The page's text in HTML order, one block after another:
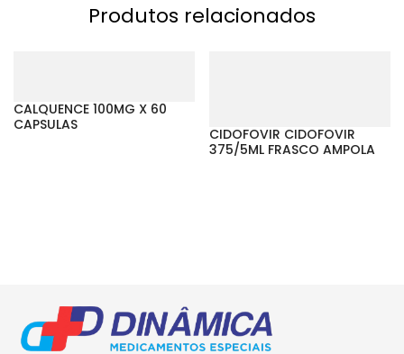
Produtos relacionados
CALQUENCE 100MG X 60
CAPSULAS
CIDOFOVIR CIDOFOVIR
375/5ML FRASCO AMPOLA